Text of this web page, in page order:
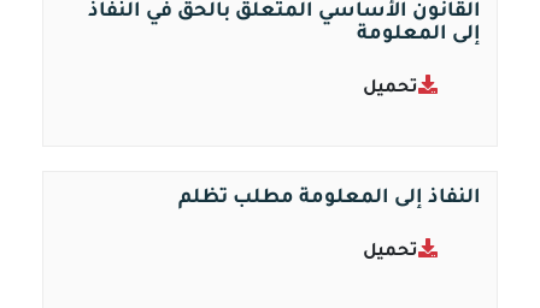
القانون الأساسي المتعلق بالحق في النفاذ
إلى المعلومة
تحميل
النفاذ إلى المعلومة مطلب تظلم
تحميل